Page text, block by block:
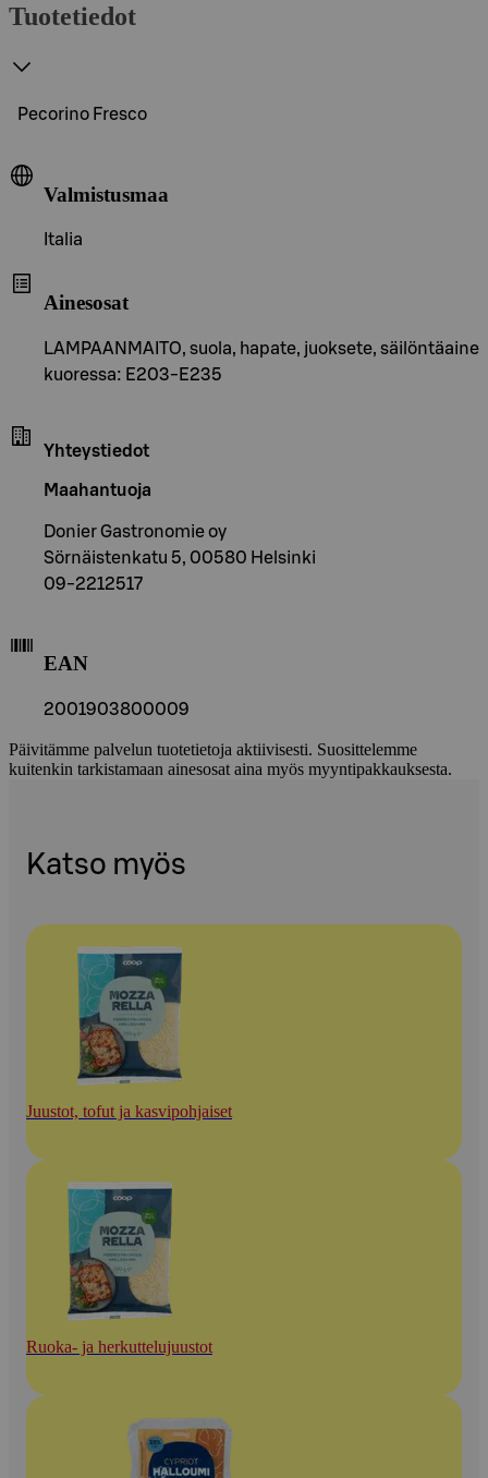
Tuotetiedot
Pecorino Fresco
Valmistusmaa
Italia
Ainesosat
LAMPAANMAITO, suola, hapate, juoksete, säilöntäaine
kuoressa: E203-E235
Yhteystiedot
Maahantuoja
Donier Gastronomie oy
Sörnäistenkatu 5, 00580 Helsinki
09-2212517
EAN
2001903800009
Päivitämme palvelun tuotetietoja aktiivisesti. Suosittelemme
kuitenkin tarkistamaan ainesosat aina myös myyntipakkauksesta.
Katso myös
Juustot, tofut ja kasvipohjaiset
Ruoka- ja herkuttelujuustot